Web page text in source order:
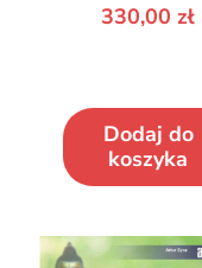
330,00zł
Dodaj do
koszyka